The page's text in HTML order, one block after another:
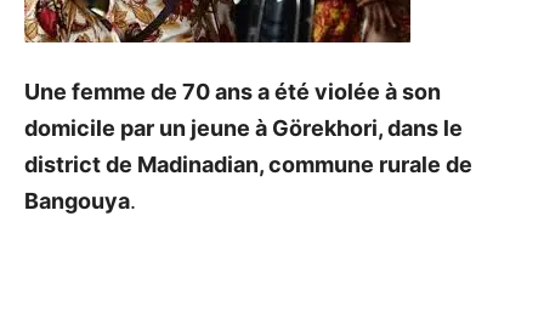
Une femme de 70 ans a été violée à son
domicile par un jeune à Görekhori, dans le
district de Madinadian, commune rurale de
Bangouya.